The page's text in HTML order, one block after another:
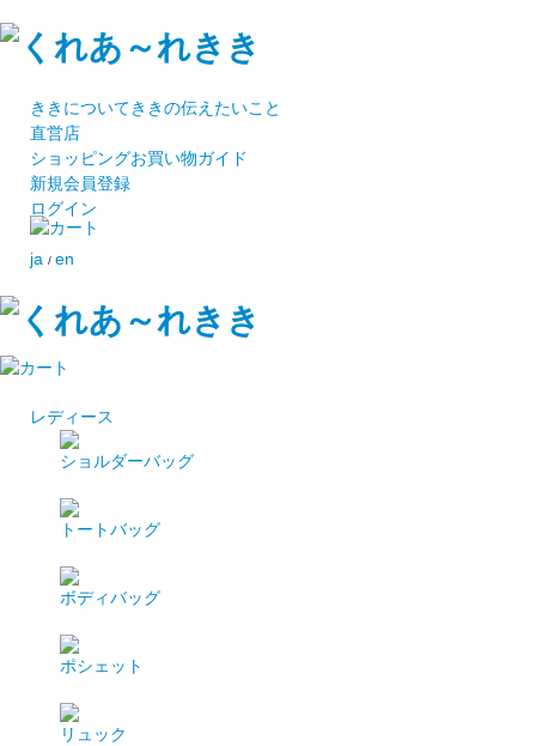
ききについてききの伝えたいこと
直営店
ショッピングお買い物ガイド
新規会員登録
ログイン
ja / en
レディース
ショルダーバッグ
トートバッグ
ボディバッグ
ポシェット
リュック